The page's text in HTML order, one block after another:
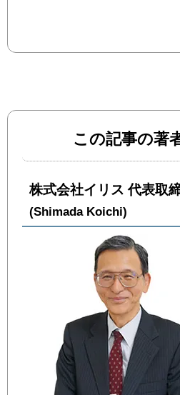
この記事の著
株式会社イリス 代表取
(Shimada Koichi)